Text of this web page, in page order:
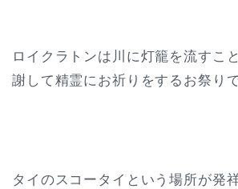
ロイクラトンは川に灯籠を流すこ
謝して精霊にお祈りをするお祭りで
タイのスコータイという場所が発